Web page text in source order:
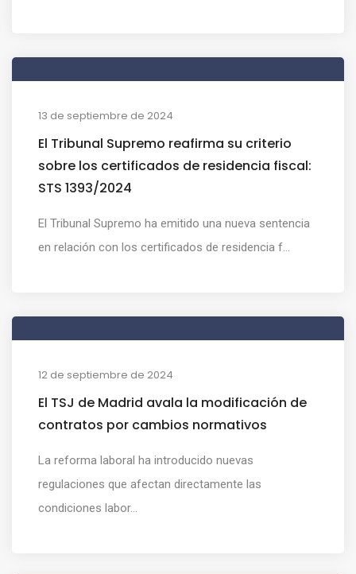
13 de septiembre de 2024
El Tribunal Supremo reafirma su criterio
sobre los certificados de residencia fiscal:
STS 1393/2024
El Tribunal Supremo ha emitido una nueva sentencia
en relación con los certificados de residencia f...
12 de septiembre de 2024
El TSJ de Madrid avala la modificación de
contratos por cambios normativos
La reforma laboral ha introducido nuevas
regulaciones que afectan directamente las
condiciones labor...